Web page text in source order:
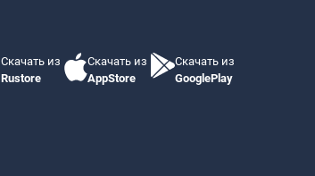
Скачать из
Rustore
Скачать из
AppStore
Скачать из
GooglePlay